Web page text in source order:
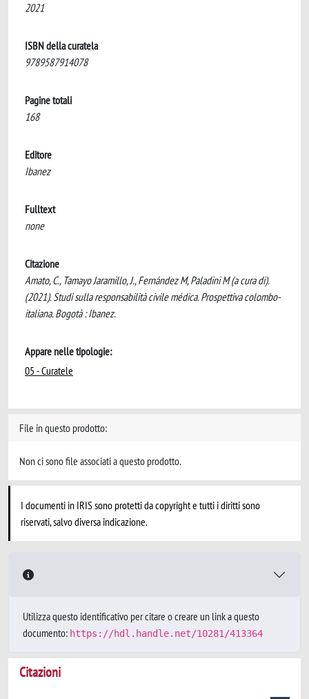
2021
ISBN della curatela
9789587914078
Pagine totali
168
Editore
Ibanez
Fulltext
none
Citazione
Amato, C., Tamayo Jaramillo, J., Fernández M, Paladini M (a cura di).
(2021). Studi sulla responsabilità civile médica. Prospettiva colombo-
italiana. Bogotà : Ibanez.
Appare nelle tipologie:
05 - Curatele
File in questo prodotto:
Non ci sono file associati a questo prodotto.
I documenti in IRIS sono protetti da copyright e tutti i diritti sono
riservati, salvo diversa indicazione.
Utilizza questo identificativo per citare o creare un link a questo
documento: https://hdl.handle.net/10281/413364
Citazioni